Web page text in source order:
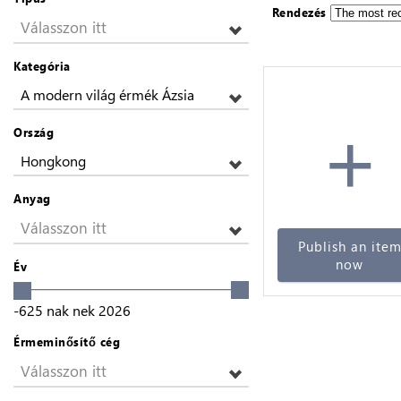
Válasszon itt
Kategória
A modern világ érmék Ázsia
Ország
Hongkong
Anyag
Válasszon itt
Év
-625 nak nek 2026
Érmeminősítő cég
Válasszon itt
Rendezés
+
Publish an item
now